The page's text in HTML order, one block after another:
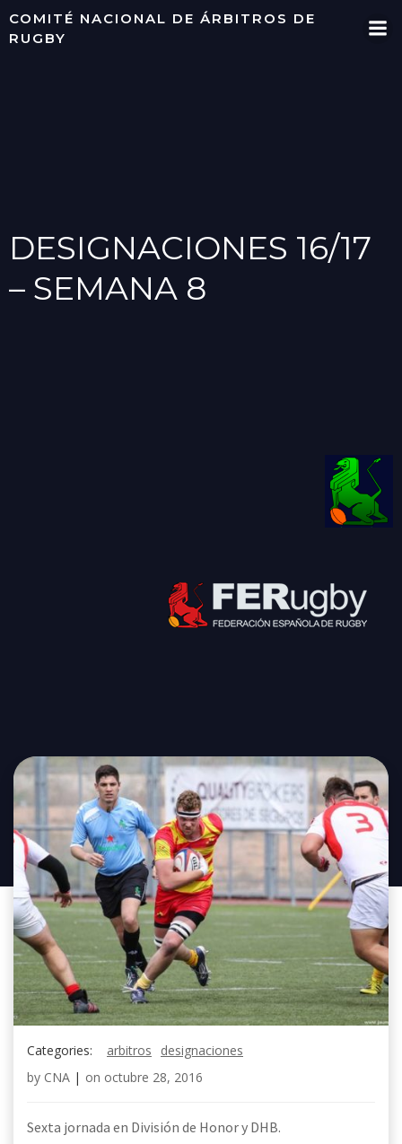
Saltar
COMITÉ NACIONAL DE ÁRBITROS DE
RUGBY
DESIGNACIONES 16/17
– SEMANA 8
Categories: arbitros
designaciones
by CNA | on octubre 28, 2016
Sexta jornada en División de Honor y DHB.